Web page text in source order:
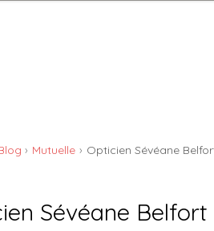
Mutuelle Opticien Sévéane
Sévéane Belfort